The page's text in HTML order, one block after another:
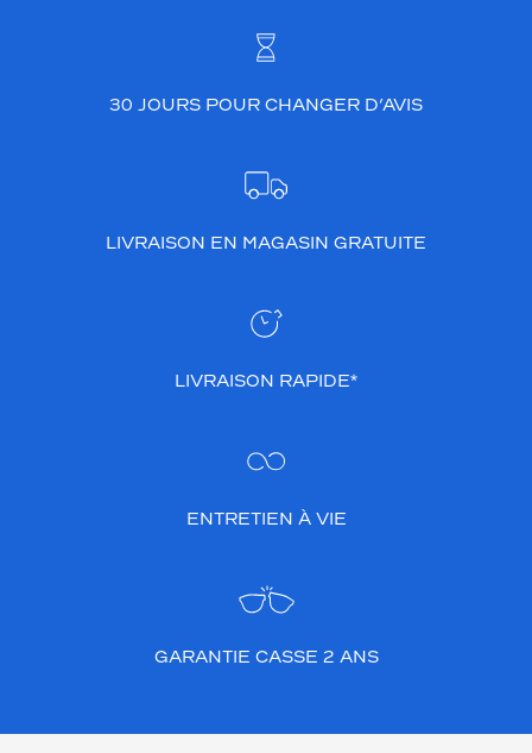
30 JOURS POUR CHANGER D’AVIS
LIVRAISON EN MAGASIN GRATUITE
LIVRAISON RAPIDE*
ENTRETIEN À VIE
GARANTIE CASSE 2 ANS